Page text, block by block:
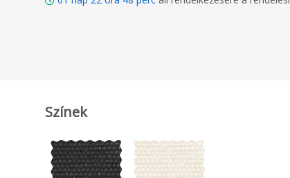
Színek